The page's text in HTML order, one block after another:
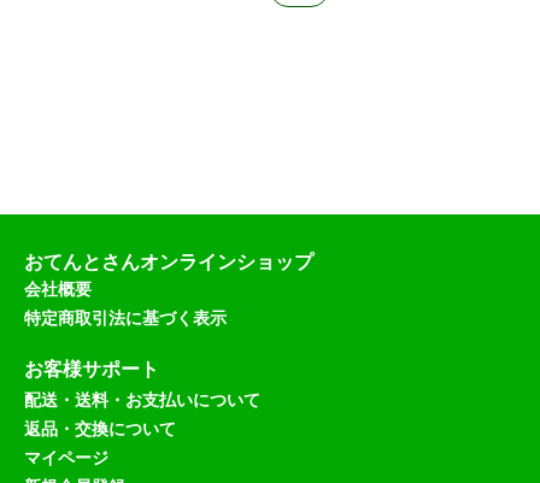
おてんとさんオンラインショップ
会社概要
特定商取引法に基づく表示
お客様サポート
配送・送料・お支払いについて
返品・交換について
マイページ